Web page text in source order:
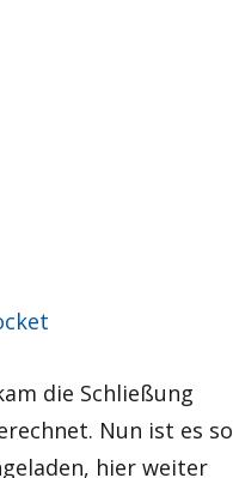
die Schließung
Nun ist es so
hier weiter